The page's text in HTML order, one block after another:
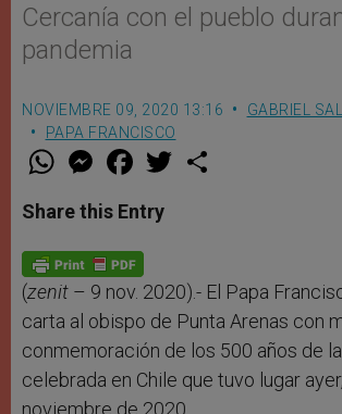
Cercanía con el pueblo
pandemia
NOVIEMBRE 09, 2020 13:16
GABRIEL
PAPA FRANCISCO
W
t
s
p
p
M
e
s
e
g
e
r
F
a
e
b
o
k
w
Share this Entry
(zenit – 9 nov. 2020).- El Papa
carta al obispo de Punta Arenas con
conmemoración de los 500 años de
celebrada en Chile que tuvo lugar
noviembre de 2020.